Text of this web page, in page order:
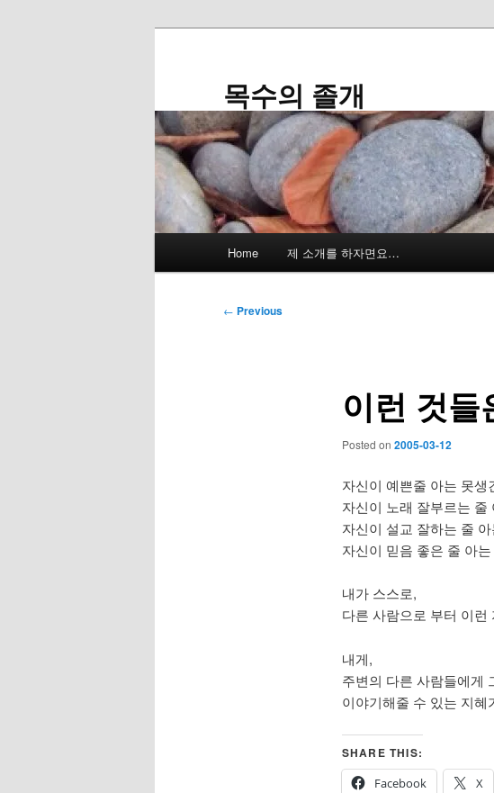
목수의 졸개
Home 제 소개를 하자면요…
Post
← Previous
이런 것들
Posted on 2005-03-12
자신이 예쁜줄 아는 못생
자신이 노래 잘부르는 줄
자신이 설교 잘하는 줄
자신이 믿음 좋은 줄 아
내가 스스로,
다른 사람으로 부터 이
내게,
주변의 다른 사람들에게
이야기해줄 수 있는 지
SHARE THIS:
Facebook
X